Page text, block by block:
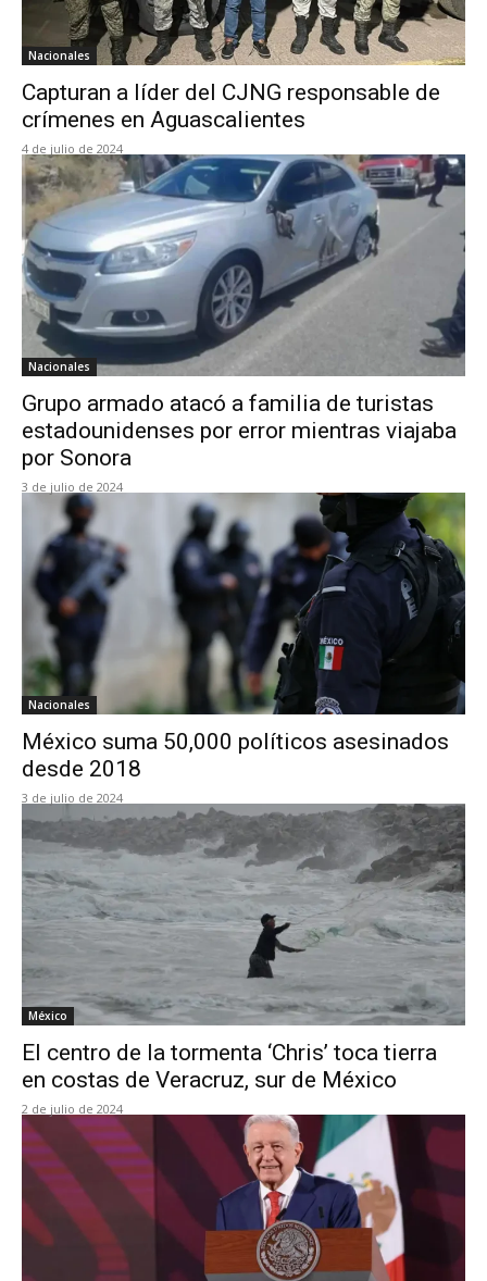
Nacionales
Capturan a líder del CJNG responsable de
crímenes en Aguascalientes
4 de julio de 2024
Nacionales
Grupo armado atacó a familia de turistas
estadounidenses por error mientras viajaba
por Sonora
3 de julio de 2024
Nacionales
México suma 50,000 políticos asesinados
desde 2018
3 de julio de 2024
México
El centro de la tormenta ‘Chris’ toca tierra
en costas de Veracruz, sur de México
2 de julio de 2024